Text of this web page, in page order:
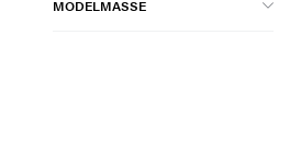
MODELMASSE